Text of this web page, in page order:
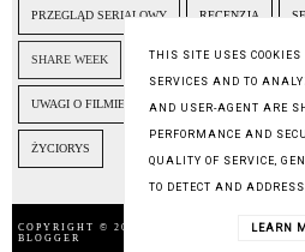
PRZEGLĄD SERIALOWY RECENZJA
SHARE WEEK SPOŁECZEŃSTWO
UWAGI O FILMIE WYDARZENIA
ŻYCIORYS
COPYRIGHT © 2014 WYSOKI POZIOM
BLOGGER
THIS SITE USES COOKIES
SERVICES AND TO
AND USER-AGENT ARE
PERFORMANCE AND
QUALITY OF SERVICE,
TO DETECT AND
LEARN